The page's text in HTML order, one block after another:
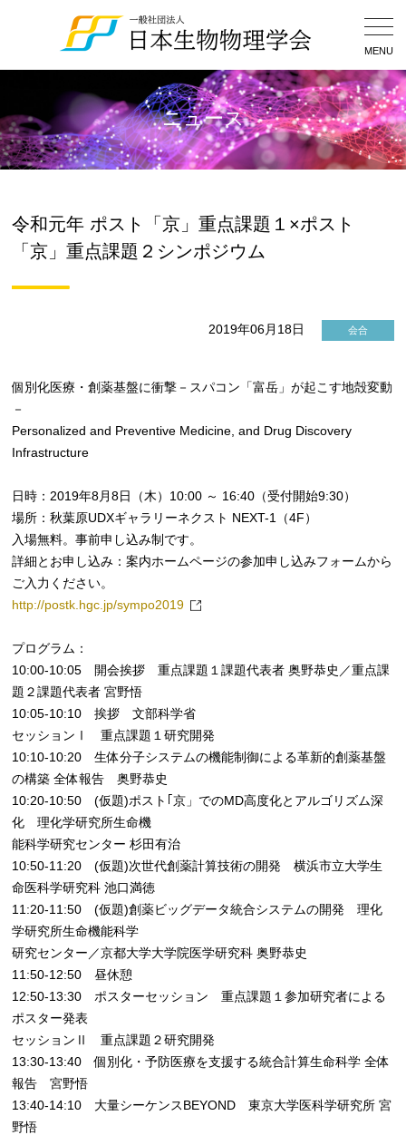
MENU
ニュース
令和元年 ポスト「京」重点課題１×ポスト
「京」重点課題２シンポジウム
2019年06月18日 会合
個別化医療・創薬基盤に衝撃－スパコン「富岳」が起こす地殻変動
－
Personalized and Preventive Medicine, and Drug Discovery
Infrastructure
日時：2019年8月8日（木）10:00 ～ 16:40（受付開始9:30）
場所：秋葉原UDXギャラリーネクスト NEXT-1（4F）
入場無料。事前申し込み制です。
詳細とお申し込み：案内ホームページの参加申し込みフォームから
ご入力ください。
http://postk.hgc.jp/sympo2019
プログラム：
10:00-10:05 開会挨拶 重点課題１課題代表者 奥野恭史／重点課
題２課題代表者 宮野悟
10:05-10:10 挨拶 文部科学省
セッションⅠ 重点課題１研究開発
10:10-10:20 生体分子システムの機能制御による革新的創薬基盤
の構築 全体報告 奥野恭史
10:20-10:50 (仮題)ポスト｢京」でのMD高度化とアルゴリズム深
化 理化学研究所生命機
能科学研究センター 杉田有治
10:50-11:20 (仮題)次世代創薬計算技術の開発 横浜市立大学生
命医科学研究科 池口満徳
11:20-11:50 (仮題)創薬ビッグデータ統合システムの開発 理化
学研究所生命機能科学
研究センター／京都大学大学院医学研究科 奥野恭史
11:50-12:50 昼休憩
12:50-13:30 ポスターセッション 重点課題１参加研究者による
ポスター発表
セッションⅡ 重点課題２研究開発
13:30-13:40 個別化・予防医療を支援する統合計算生命科学 全体
報告 宮野悟
13:40-14:10 大量シーケンスBEYOND 東京大学医科学研究所 宮
野悟